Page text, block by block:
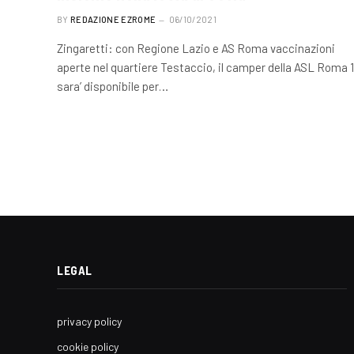
BY REDAZIONE EZROME 06/10/2021
Zingaretti: con Regione Lazio e AS Roma vaccinazioni
aperte nel quartiere Testaccio, il camper della ASL Roma 1
sara’ disponibile per…
LEGAL
privacy policy
cookie policy